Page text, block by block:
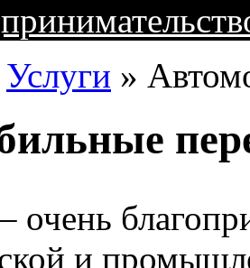
Услуги »
очень
и